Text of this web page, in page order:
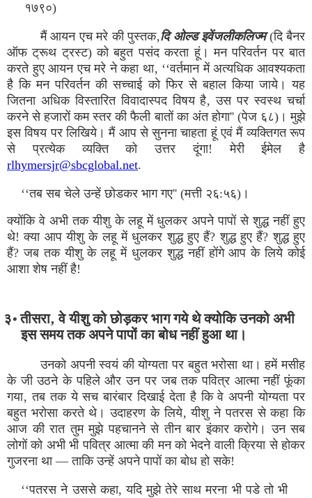
१७९०)
मैं आयन एच मरे की पुस्तक‚दि ओल्ड इवेंजलीकलिज्म(दि बैनर
ऑफ ट्रूथ ट्रस्ट) को बहुत पसंद करता हूं। मन परिवर्तन पर बात
करते हुए आयन एच मरे ने कहा था‚ ‘‘वर्तमान में अत्यधिक आवश्यकता
है कि मन परिवर्तन की सच्चाई को फिर से बहाल किया जाये। यह
जितना अधिक विस्तारित विवादास्पद विषय है‚ उस पर स्वस्थ चर्चा
करने से हजारों कम स्तर की फैली बातों का अंत होगा'' (पेज ६८)। मुझे
इस विषय पर लिखिये। मैं आप से सुनना चाहता हूं एवं मैं व्यक्तिगत रूप
से प्रत्येक व्यक्ति को उत्तर दूंगा! मेरी ईमेल है
rlhymersjr@sbcglobal.net.
‘‘तब सब चेले उन्हें छोडकर भाग गए'' (मत्ती २६:५६)।
क्योंकि वे अभी तक यीशु के लहू में धुलकर अपने पापों से शुद्ध नहीं हुए
थे! क्या आप यीशु के लहू में धुलकर शुद्ध हुए हैं? शुद्ध हुए हैं? शुद्ध हुए
हैं? जब तक यीशु के लहू में धुलकर शुद्ध नहीं होंगे आप के लिये कोई
आशा शेष नहीं है!
३॰ तीसरा‚ वे यीशु को छोड़कर भाग गये थे क्योकि उनको अभी
इस समय तक अपने पापों का बोध नहीं हुआ था।
उनको अपनी स्वयं की योग्यता पर बहुत भरोसा था। हमें मसीह
के जी उठने के पहिले और उन पर जब तक पवित्र आत्मा नहीं फूंका
गया‚ तब तक ये सच बारंबार दिखाई देता है कि वे अपनी योग्यता पर
बहुत भरोसा करते थे। उदाहरण के लिये‚ यीशु ने पतरस से कहा कि
आज की रात तुम मुझे पहचानने से तीन बार इंकार करोगे। उन सब
लोगों को अभी भी पवित्र आत्मा की मन को भेदने वाली क्रिया से होकर
गुजरना था — ताकि उन्हें अपने पापों का बोध हो सके!
‘‘पतरस ने उससे कहा, यदि मुझे तेरे साथ मरना भी पडे तो भी